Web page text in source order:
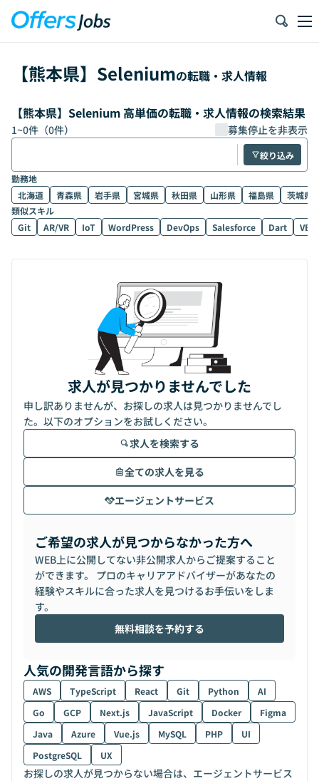
【熊本県】 Seleniumの転職・求人情報
【熊本県】Selenium 高単価の転職・求人情報の検索結果
1~0件（0件） 募集停止を非表示
絞り込み
勤務地
北海道
青森県 岩手県 宮城県 秋田県 山形県 福島県
茨城県
類似スキル
Git
AR/VR IoT WordPress DevOps Salesforce Dart
求人が見つかりませんでした
申し訳ありませんが、お探しの求人は見つかりませんでし
た。以下のオプションをお試しください。
求人を検索する
全ての求人を見る
エージェントサービス
ご希望の求人が見つからなかった方へ
WEB上に公開してない非公開求人からご提案すること
ができます。 プロのキャリアアドバイザーがあなたの
経験やスキルに合った求人を見つけるお手伝いをしま
す。
無料相談を予約する
人気の開発言語から探す
AWS TypeScript React Git Python
AI
Go
GCP Next.js JavaScript Docker
Figma
Java
Azure Vue.js MySQL PHP
UI
PostgreSQL
UX
お探しの求人が見つからない場合は、エージェントサービス